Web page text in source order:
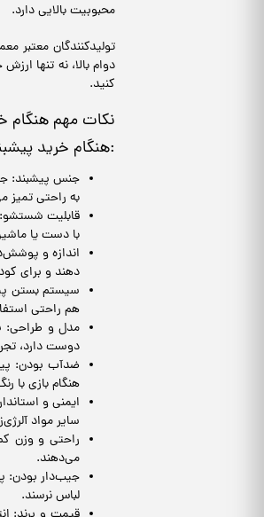
محبوبیت بالایی دارد.
تولیدکنندگان معتبر
دوام بالا، نه تنها
کنید.
نکات مهم هنگام
هنگام خرید پیشبند نوزاد ، باید به نکات زیر دقت کنید تا بهترین انتخاب را داشته باشید:
جنس پیشبند:
به راحتی
قابلیت شستشو:
با دست یا
اندازه و
دهند و برای
سیستم بستن
هم راحتی
مدل و طراحی:
دوست دارد،
ضدآب بودن:
هنگام بازی با
سایر مواد
راحتی و وزن
می‌دهند.
جیب‌دار بودن:
لباس نرسند.